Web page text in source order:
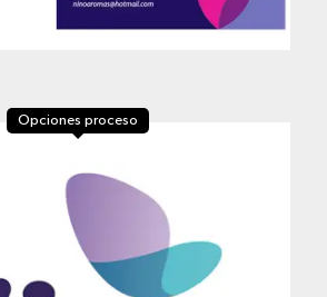
Opciones proceso